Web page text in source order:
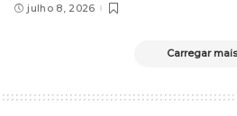
julho 8, 2026
Carregar mais